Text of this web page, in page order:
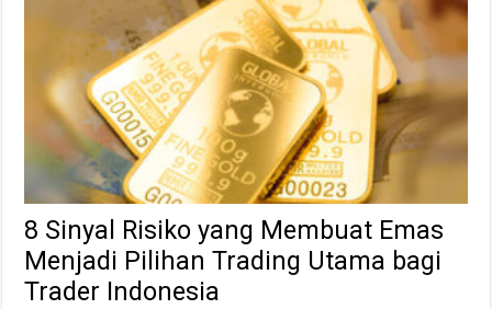
8 Sinyal Risiko yang Membuat Emas
Menjadi Pilihan Trading Utama bagi
Trader Indonesia